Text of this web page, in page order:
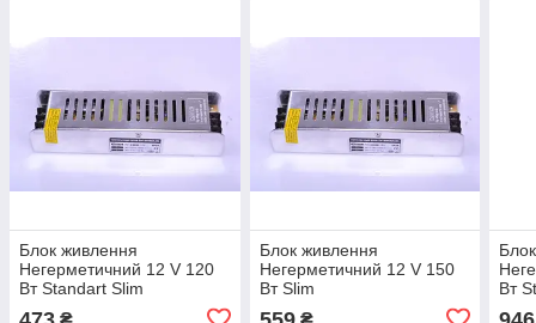
Блок живлення
Негерметичний 12 V 120
Вт Standart Slim
Блок живлення
Негерметичний 12 V 150
Вт Slim
Вт